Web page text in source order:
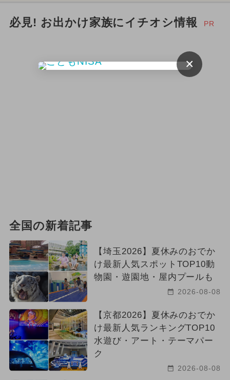
必見! お出かけ家族にイチオシ情報 PR
全国の新着記事
【埼玉2026】夏休みのおでか
け最新人気スポットTOP10動
物園・遊園地・屋内プールも
2026-08-08
【京都2026】夏休みのおでか
け最新人気ランキングTOP10
水遊び・アート・テーマパー
ク
2026-08-08
×